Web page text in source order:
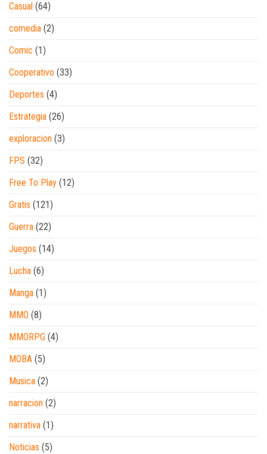
Casual (64)
comedia (2)
Comic (1)
Cooperativo (33)
Deportes (4)
Estrategia (26)
exploracion (3)
FPS (32)
Free To Play (12)
Gratis (121)
Guerra (22)
Juegos (14)
Lucha (6)
Manga (1)
MMO (8)
MMORPG (4)
MOBA (5)
Musica (2)
narracion (2)
narrativa (1)
Noticias (5)